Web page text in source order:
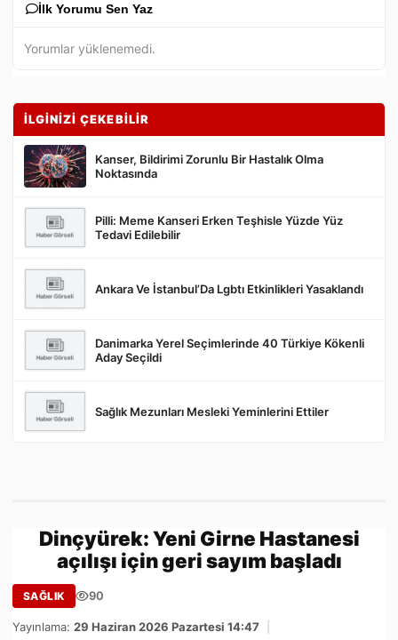
İlk Yorumu Sen Yaz
Gönder
Yorumlar yüklenemedi.
İLGİNİZİ ÇEKEBİLİR
Kanser, Bildirimi Zorunlu Bir Hastalık Olma
Noktasında
Pilli: Meme Kanseri Erken Teşhisle Yüzde Yüz
Tedavi Edilebilir
Ankara Ve İstanbul’Da Lgbtı Etkinlikleri Yasaklandı
Danimarka Yerel Seçimlerinde 40 Türkiye Kökenli
Aday Seçildi
Sağlık Mezunları Mesleki Yeminlerini Ettiler
Dinçyürek: Yeni Girne Hastanesi
açılışı için geri sayım başladı
SAĞLIK 90
Yayınlama: 29 Haziran 2026 Pazartesi 14:47